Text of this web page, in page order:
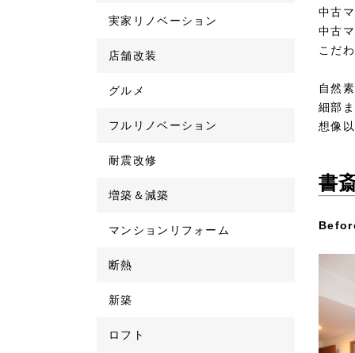
実家リノベーション
店舗改装
グルメ
フルリノベーション
耐震改修
増築＆減築
マンションリフォーム
断熱
新築
ロフト
中古
中古
こだ
自然
細部
想像
書